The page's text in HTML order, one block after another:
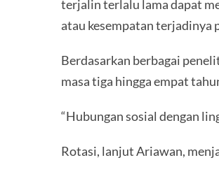
terjalin terlalu lama dapat
atau kesempatan terjadinya
Berdasarkan berbagai
masa tiga hingga empat
“Hubungan sosial dengan
Rotasi, lanjut Ariawan,